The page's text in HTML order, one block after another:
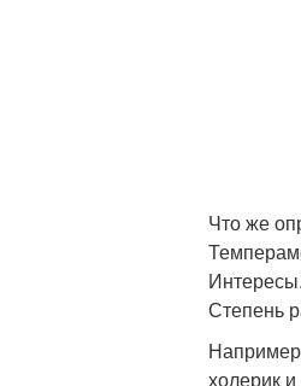
Что же
Интересы.
Степень
холерик